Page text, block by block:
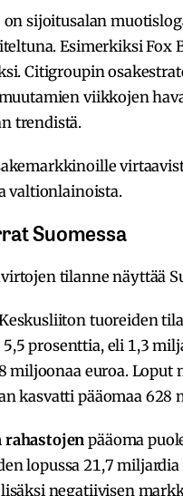
on sijoitusalan
Esimerkiksi Fox
Citigroupin
viikkojen
trendistä.
valtionlainoista.
Suomessa
tilanne näyttää
tuoreiden
prosenttia, eli 1,3
miljoonaa euroa.
kasvatti pääomaa 628
pääoma
lopussa 21,7
negatiivisen